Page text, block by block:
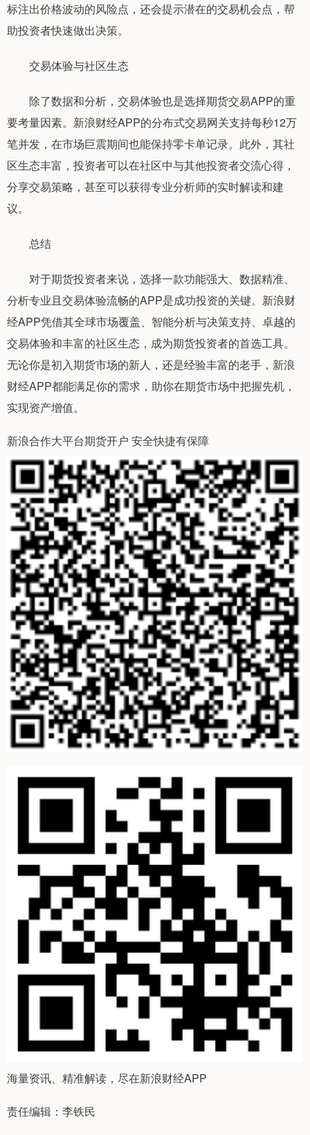
标注出价格波动的风险点，还会提示潜在的交易机会点，帮
助投资者快速做出决策。
交易体验与社区生态
除了数据和分析，交易体验也是选择期货交易APP的重
要考量因素。新浪财经APP的分布式交易网关支持每秒12万
笔并发，在市场巨震期间也能保持零卡单记录。此外，其社
区生态丰富，投资者可以在社区中与其他投资者交流心得，
分享交易策略，甚至可以获得专业分析师的实时解读和建
议。
总结
对于期货投资者来说，选择一款功能强大、数据精准、
分析专业且交易体验流畅的APP是成功投资的关键。新浪财
经APP凭借其全球市场覆盖、智能分析与决策支持、卓越的
交易体验和丰富的社区生态，成为期货投资者的首选工具。
无论你是初入期货市场的新人，还是经验丰富的老手，新浪
财经APP都能满足你的需求，助你在期货市场中把握先机，
实现资产增值。
新浪合作大平台期货开户 安全快捷有保障
海量资讯、精准解读，尽在新浪财经APP
责任编辑：李铁民